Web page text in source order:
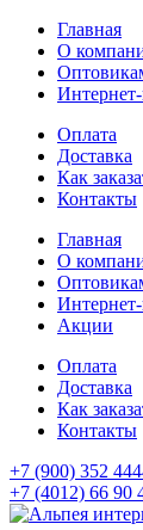
Главная
О
Оплата
Доставка
Как
Контакты
Главная
О
Акции
Оплата
Доставка
Как
Контакты
+7 (900) 352
+7 (4012) 66 90